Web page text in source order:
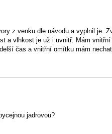
z venku dle návodu a vyplnil je.
a vlhkost je už i uvnitř. Mám
čas a vnitřní omítku mám
jadrovou?